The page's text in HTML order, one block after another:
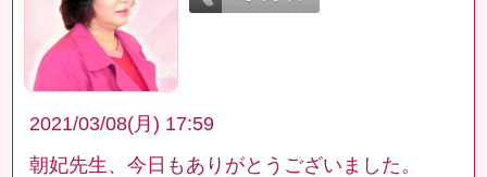
2021/03/08(月) 17:59
朝妃先生、今日もありがとうございました。